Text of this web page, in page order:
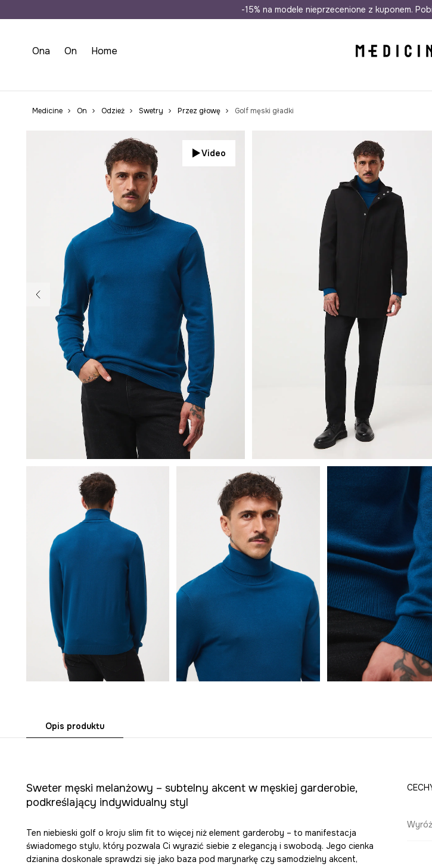
Wysyłka nawet w 24h Darmowa dostawa
-15% na modele nieprzecenione z kuponem.
Ona On Home
Medicine On Odzież Swetry Przez głowę Golf męski gładki
Video
Opis produktu
Sweter męski melanżowy – subtelny akcent w męskiej garderobie,
podkreślający indywidualny styl
Ten niebieski golf o kroju slim fit to więcej niż element garderoby – to manifestacja
świadomego stylu, który pozwala Ci wyrazić siebie z elegancją i swobodą. Jego cienka
dzianina doskonale sprawdzi się jako baza pod marynarkę czy samodzielny akcent,